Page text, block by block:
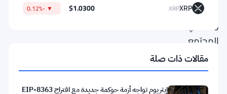
المستثمرين
ومراقبي
المجتمع
حول
الاتجاه
المستقبلي.
XRP
XRP
$1.0300
▼ -0.12%
مقالات ذات صلة
إيثريوم تواجه أزمة حوكمة جديدة مع اقتراح EIP-8363